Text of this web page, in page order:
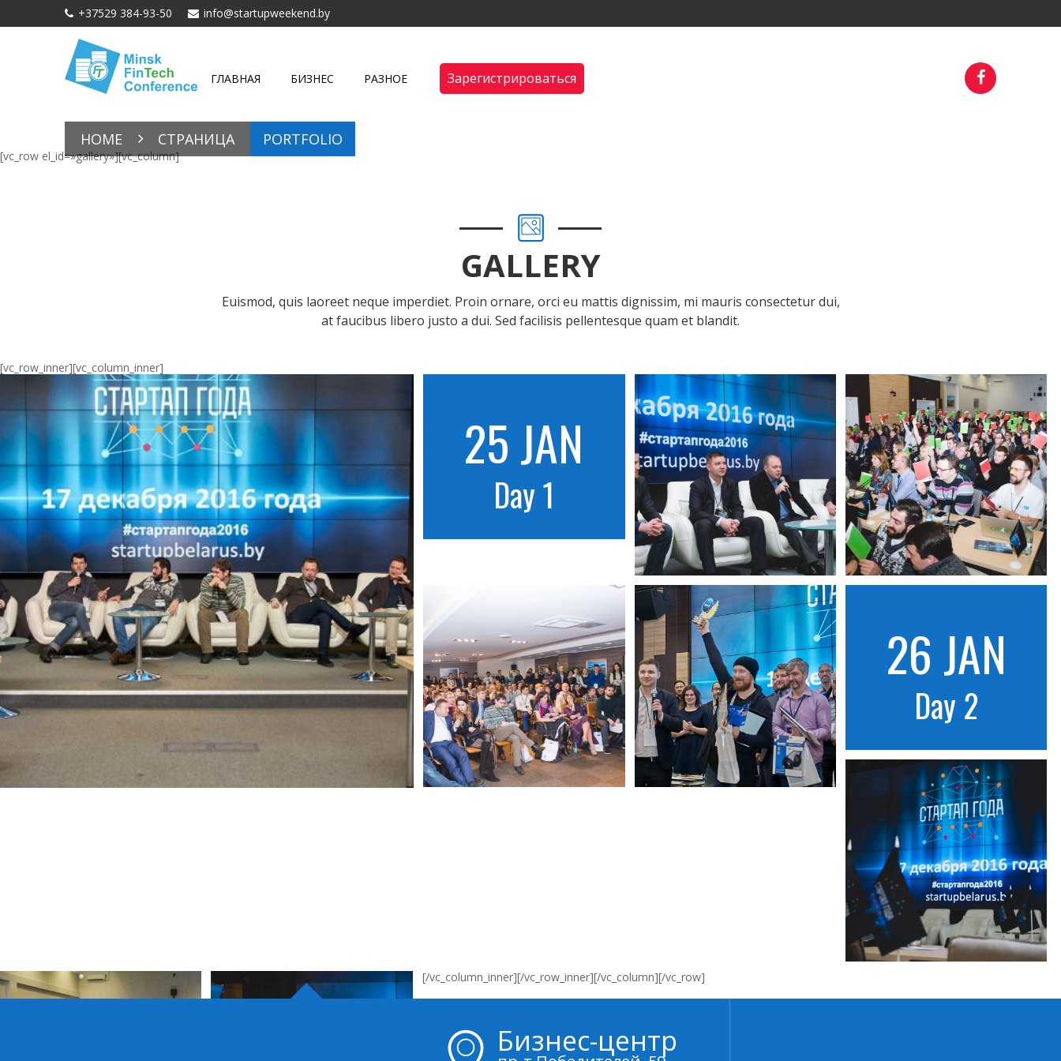
+37529 384-93-50 info@startupweekend.by
ГЛАВНАЯ БИЗНЕС РАЗНОЕ Зарегистрироваться
HOME СТРАНИЦА PORTFOLIO
[vc_row el_id=»gallery»][vc_column]
GALLERY
Euismod, quis laoreet neque imperdiet. Proin ornare, orci eu mattis dignissim, mi mauris consectetur dui,
at faucibus libero justo a dui. Sed facilisis pellentesque quam et blandit.
[vc_row_inner][vc_column_inner]
25 JAN
Day 1
26 JAN
Day 2
[/vc_column_inner][/vc_row_inner][/vc_column][/vc_row]
Бизнес-центр